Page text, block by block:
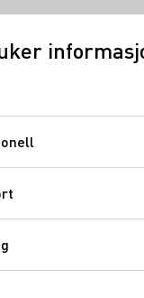
vinregioner
Funksjonell